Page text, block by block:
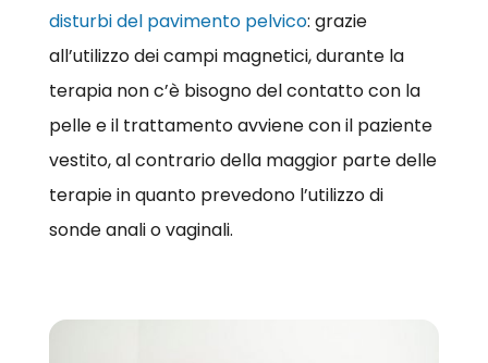
disturbi del pavimento pelvico: grazie
all’utilizzo dei campi magnetici, durante la
terapia non c’è bisogno del contatto con la
pelle e il trattamento avviene con il paziente
vestito, al contrario della maggior parte delle
terapie in quanto prevedono l’utilizzo di
sonde anali o vaginali.